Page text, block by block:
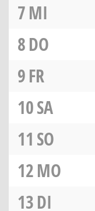
7MI
8DO
9FR
10SA
11 SO
12MO
13DI